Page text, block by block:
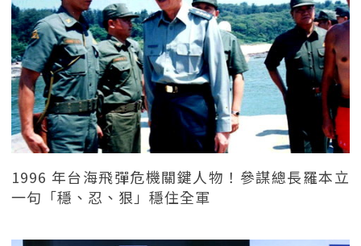
1996 年台海飛彈危機關鍵人物！參謀總長羅本立
一句「穩、忍、狠」穩住全軍